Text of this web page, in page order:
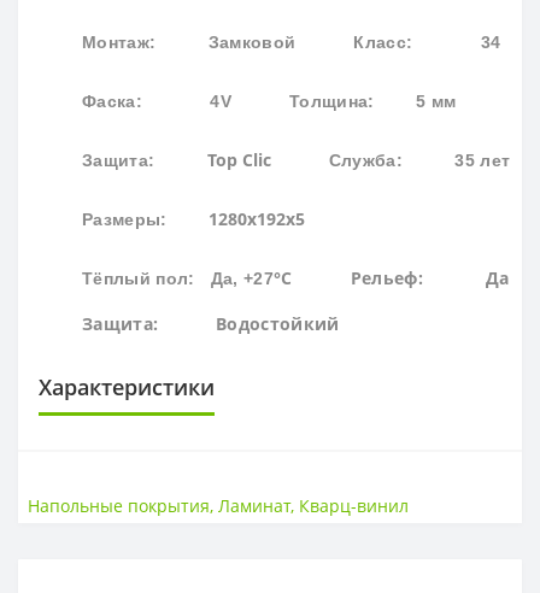
Монтаж: Замковой Класс: 34
Фаска: 4V Толщина: 5 мм
Защита: Top Clic Служба: 35 лет
Размеры: 1280х192х5
Тёплый пол: Да, +27°С
Рельеф: Да
Защита: Водостойкий
Характеристики
LVT
Напольные покрытия, Ламинат, Кварц-винил